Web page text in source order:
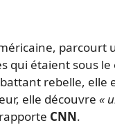
parcourt
qui étaient sous
rebelle, elle
elle découvre «
rapporte CNN.